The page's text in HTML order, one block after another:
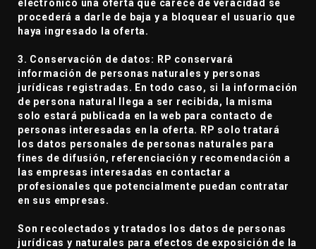
electrónico una oferta que carece de veracidad se
procederá a darle de baja y a bloquear el usuario que
haya ingresado la oferta.
3. Conservación de datos: RP conservará
información de personas naturales y personas
jurídicas registradas. En todo caso, si la información
de persona natural llega a ser recibida, la misma
solo estará publicada en la web para contacto de
personas interesadas en la oferta. RP solo tratará
los datos personales de personas naturales para
fines de difusión, referenciación y recomendación a
las empresas interesadas en contactar a
profesionales que potencialmente puedan contratar
en sus empresas.
Son recolectados y tratados los datos de personas
jurídicas y naturales para efectos de exposición de la